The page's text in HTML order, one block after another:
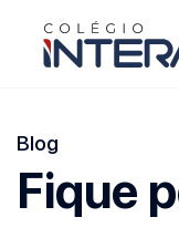
Blog
Fique